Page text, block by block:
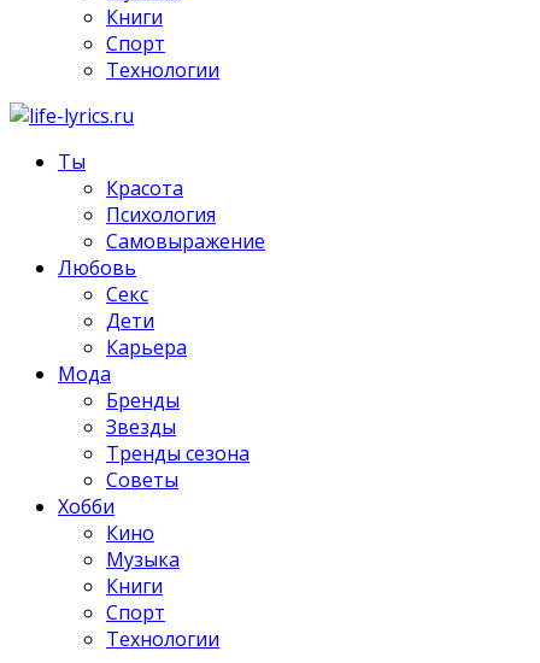
Книги
Спорт
Технологии
Ты
Красота
Психология
Самовыражение
Любовь
Секс
Дети
Карьера
Мода
Бренды
Звезды
Тренды сезона
Советы
Хобби
Кино
Музыка
Книги
Спорт
Технологии